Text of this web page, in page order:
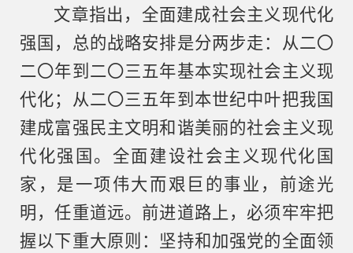
文章指出，全面建成社会主义现代化
强国，总的战略安排是分两步走：从二〇
二〇年到二〇三五年基本实现社会主义现
代化；从二〇三五年到本世纪中叶把我国
建成富强民主文明和谐美丽的社会主义现
代化强国。全面建设社会主义现代化国
家，是一项伟大而艰巨的事业，前途光
明，任重道远。前进道路上，必须牢牢把
握以下重大原则：坚持和加强党的全面领